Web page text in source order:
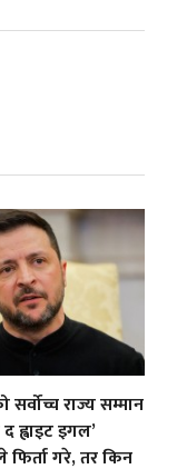
सर्वोच्च राज्य सम्मान
ह्वाइट इगल’
गरे, तर किन